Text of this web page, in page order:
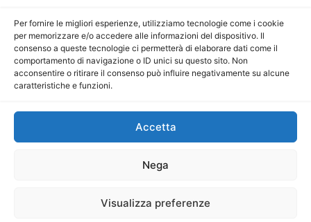
Per fornire le migliori esperienze, utilizziamo tecnologie come i cookie
per memorizzare e/o accedere alle informazioni del dispositivo. Il
consenso a queste tecnologie ci permetterà di elaborare dati come il
comportamento di navigazione o ID unici su questo sito. Non
acconsentire o ritirare il consenso può influire negativamente su alcune
caratteristiche e funzioni.
Accetta
Nega
Visualizza preferenze
Direttore Editoriale: Maurizio Scaglione
Direttore Responsabile: Maria Calabrese
P.IVA: 06334930820
Mercurio Comunicazione Società Cooperativa a r.l. è
iscritta al Registro degli Operatori di Comunicazione al
Sito gestito daLa Digitale srl–info@ladigitale.it